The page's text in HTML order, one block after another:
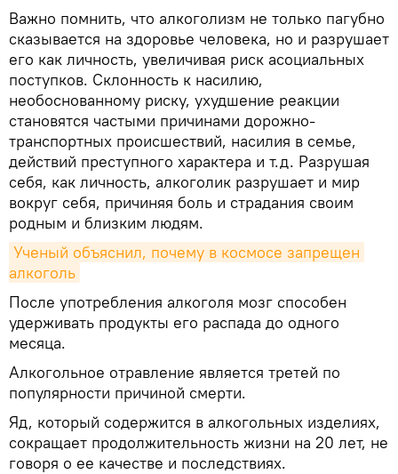
Важно помнить, что алкоголизм не только пагубно
сказывается на здоровье человека, но и разрушает
его как личность, увеличивая риск асоциальных
поступков. Склонность к насилию,
необоснованному риску, ухудшение реакции
становятся частыми причинами дорожно-
транспортных происшествий, насилия в семье,
действий преступного характера и т.д. Разрушая
себя, как личность, алкоголик разрушает и мир
вокруг себя, причиняя боль и страдания своим
родным и близким людям.
Ученый объяснил, почему в космосе запрещен
алкоголь
После употребления алкоголя мозг способен
удерживать продукты его распада до одного
месяца.
Алкогольное отравление является третей по
популярности причиной смерти.
Яд, который содержится в алкогольных изделиях,
сокращает продолжительность жизни на 20 лет, не
говоря о ее качестве и последствиях.